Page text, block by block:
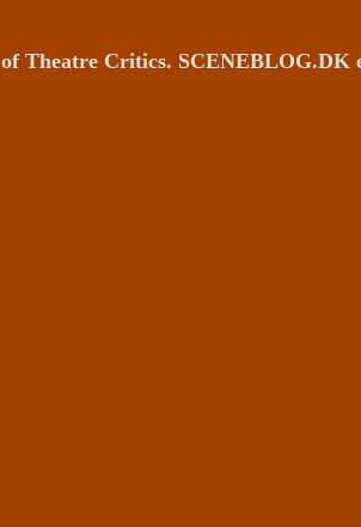
Theatre Critics. SCENEBLOG.DK